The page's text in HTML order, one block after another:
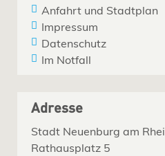
Anfahrt und Stadtplan
Impressum
Datenschutz
Im Notfall
Adresse
Stadt Neuenburg am
Rathausplatz 5